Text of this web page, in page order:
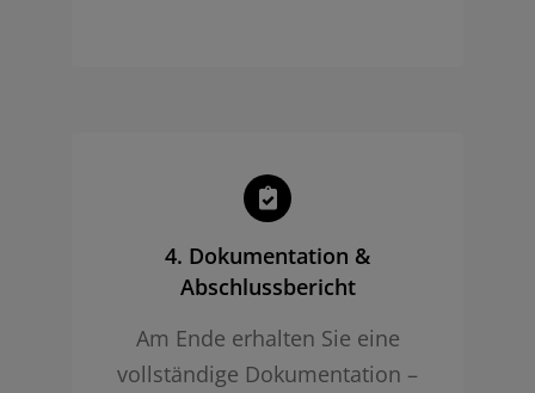
4. Dokumentation &
Abschlussbericht
Am Ende erhalten Sie eine
vollständige Dokumentation –